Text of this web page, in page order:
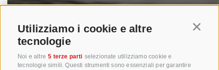
Utilizziamo i cookie e altre
tecnologie
Noi e altre 5 terze parti selezionate utilizziamo cookie e
tecnologie simili. Questi strumenti sono essenziali per garantire